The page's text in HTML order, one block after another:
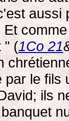
aussi
" (1Co 21
le
ils